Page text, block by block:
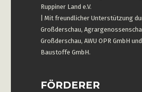
Ruppiner Land e.V.
| Mit freundlicher Unterstützung
Großderschau,
Großderschau, AWU OPR GmbH
Baustoffe GmbH.
FÖRDERER